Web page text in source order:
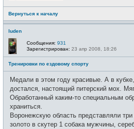
Вернуться к началу
luden
Сообщения: 931
Зарегистрирован: 23 апр 2008, 18:26
Тренировки по ездовому спорту
Медали в этом году красивые. А в
достался, настоящий питерский мох.
Обработанный каким-то специальным
храниться.
Воронежскую область представляли
золото в скутер 1 собака мужчины,